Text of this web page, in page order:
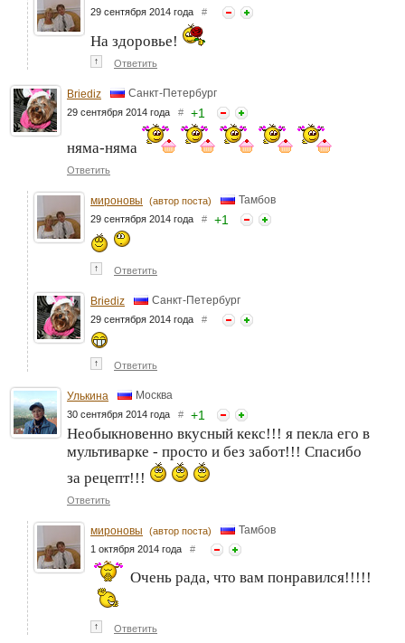
29 сентября 2014 года #
На здоровье!
↑ Ответить
Briediz Санкт-Петербург
29 сентября 2014 года # +1
няма-няма
Ответить
мироновы (автор поста) Тамбов
29 сентября 2014 года # +1
↑ Ответить
Briediz Санкт-Петербург
29 сентября 2014 года #
↑ Ответить
Улькина Москва
30 сентября 2014 года # +1
Необыкновенно вкусный кекс!!! я пекла его в
мультиварке - просто и без забот!!! Спасибо
за рецепт!!!
Ответить
мироновы (автор поста) Тамбов
1 октября 2014 года #
Очень рада, что вам понравился!!!!!
↑ Ответить